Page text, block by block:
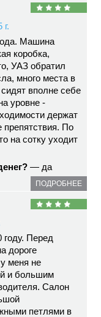
Машина
коробка,
УАЗ обратил
много места в
вполне себе
уровне -
держат
По
на сотку уходит
— да
ПОДРОБНЕЕ
году. Перед
дороге
меня не
и большим
Салон
петлями в